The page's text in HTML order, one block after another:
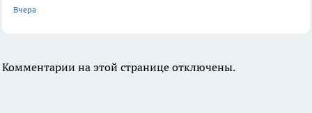
Вчера
Комментарии на этой странице отключены.